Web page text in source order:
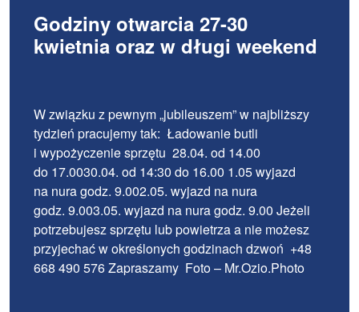
Godziny otwarcia 27-30
kwietnia oraz w długi weekend
W związku z pewnym „jubileuszem” w najbliższy
tydzień pracujemy tak: Ładowanie butli
i wypożyczenie sprzętu 28.04. od 14.00
do 17.0030.04. od 14:30 do 16.00 1.05 wyjazd
na nura godz. 9.002.05. wyjazd na nura
godz. 9.003.05. wyjazd na nura godz. 9.00 Jeżeli
potrzebujesz sprzętu lub powietrza a nie możesz
przyjechać w określonych godzinach dzwoń +48
668 490 576 Zapraszamy Foto – Mr.Ozio.Photo